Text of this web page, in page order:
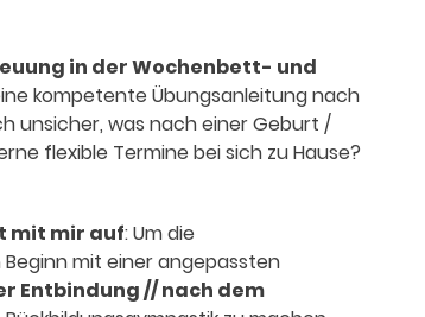
in der Wochenbett- und
kompetente Übungsanleitung nach
unsicher, was nach einer Geburt /
flexible Termine bei sich zu Hause?
mit mir auf: Um die
mit einer angepassten
Entbindung // nach dem